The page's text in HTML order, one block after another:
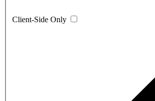
Client-Side Only